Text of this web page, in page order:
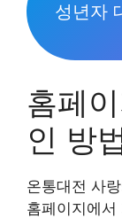
성년자
홈페
인 방
온통대전 사
홈페이지에